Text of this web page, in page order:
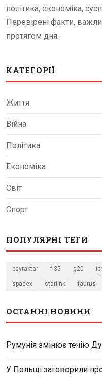
політика, економіка,
Перевірені факти,
протягом дня.
КАТЕГОРІЇ
Життя
Війна
Політика
Економіка
Світ
Спорт
ПОПУЛЯРНІ ТЕГИ
bayraktar f-35 g20
spacex starlink taurus
ОСТАННІ НОВИНИ
Румунія змінює течію
У Польщі заговорили